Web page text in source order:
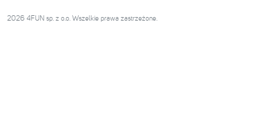
2026 4FUN sp. z o.o. Wszelkie prawa zastrzeżone.